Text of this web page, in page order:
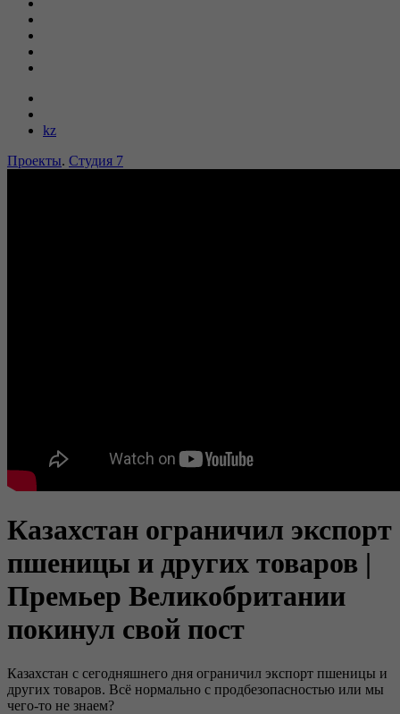
kz
Проекты. Студия 7
Казахстан ограничил экспорт
пшеницы и других товаров |
Премьер Великобритании
покинул свой пост
Казахстан с сегодняшнего дня ограничил экспорт пшеницы и
других товаров. Всё нормально с продбезопасностью или мы
чего-то не знаем?